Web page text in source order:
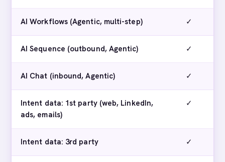
AI Workflows (Agentic, multi-step) ✓
AI Sequence (outbound, Agentic) ✓
AI Chat (inbound, Agentic) ✓
Intent data: 1st party (web, LinkedIn,
ads, emails)
✓
Intent data: 3rd party ✓